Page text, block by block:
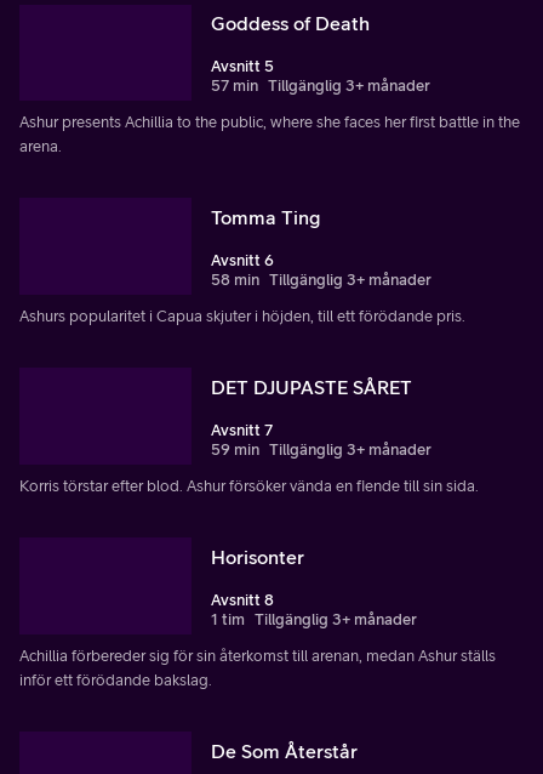
Goddess of Death
Avsnitt 5
57 min Tillgänglig 3+ månader
Ashur presents Achillia to the public, where she faces her first battle in the
arena.
Tomma Ting
Avsnitt 6
58 min Tillgänglig 3+ månader
Ashurs popularitet i Capua skjuter i höjden, till ett förödande pris.
DET DJUPASTE SÅRET
Avsnitt 7
59 min Tillgänglig 3+ månader
Korris törstar efter blod. Ashur försöker vända en fiende till sin sida.
Horisonter
Avsnitt 8
1 tim Tillgänglig 3+ månader
Achillia förbereder sig för sin återkomst till arenan, medan Ashur ställs
inför ett förödande bakslag.
De Som Återstår